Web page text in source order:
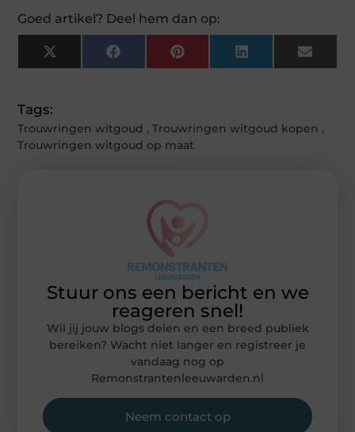
Goed artikel? Deel hem dan op:
X
(Twitter)
FacebookPinterestLinkedInEmail
Tags:
Trouwringen witgoud ,Trouwringen witgoud kopen ,
Trouwringen witgoud op maat
Stuur ons een bericht en we
reageren snel!
Wil jij jouw blogs delen en een breed publiek
bereiken? Wacht niet langer en registreer je
vandaag nog op
Remonstrantenleeuwarden.nl
Neem contact op